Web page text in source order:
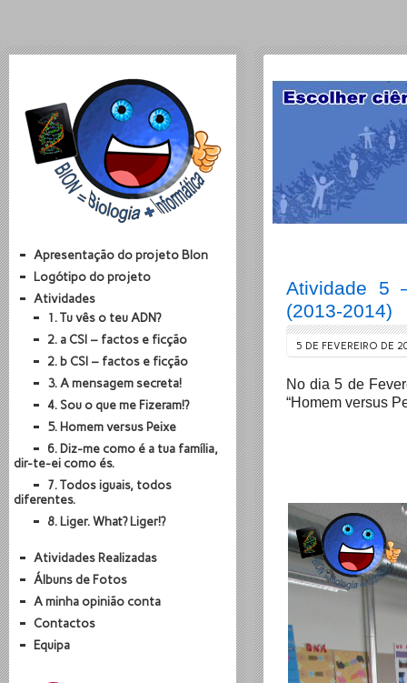
Atividade 5
(2013-2014)
5 DE FEVEREIRO DE
No dia 5 de
“Homem versus
Apresentação do projeto BIon
Logótipo do projeto
Atividades
1. Tu vês o teu ADN?
2. a CSI – factos e ficção
2. b CSI – factos e ficção
3. A mensagem secreta!
4. Sou o que me Fizeram!?
5. Homem versus Peixe
6. Diz-me como é a tua família,
dir-te-ei como és.
7. Todos iguais, todos
diferentes.
8. Liger. What? Liger!?
Atividades Realizadas
Álbuns de Fotos
A minha opinião conta
Contactos
Equipa